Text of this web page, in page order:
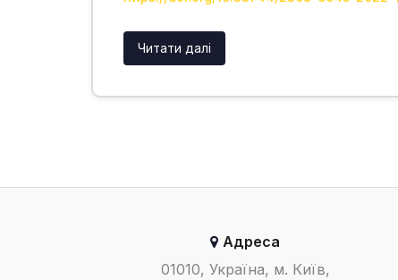
Читати далі
Адреса
01010, Україна, м. Київ,